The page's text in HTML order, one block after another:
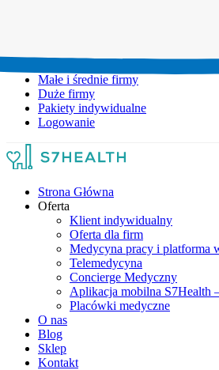
Małe i średnie firmy
Duże firmy
Pakiety indywidualne
Logowanie
Strona Główna
Oferta
Klient indywidualny
Oferta dla firm
Medycyna pracy i platforma
Telemedycyna
Concierge Medyczny
Aplikacja mobilna S7Health
Placówki medyczne
O nas
Blog
Sklep
Kontakt